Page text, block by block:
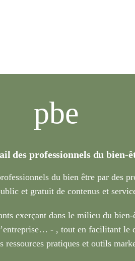
pbe
des professionnels du bien-
du bien être par des
et gratuit de contenus et
exerçant dans le milieu du
- , tout en facilitant le
ressources pratiques et outils